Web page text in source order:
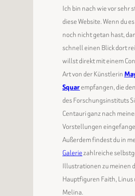
Ich bin nach wie vor sehr
diese Website. Wenn du
noch nicht getan hast,
schnell einen Blick dort
willst direkt mit einem
Art von der Künstlerin
Squarempfangen, die
des Forschungsinstituts
Centauri ganz nach
Vorstellungen
Außerdem findest du in
Galeriezahlreiche
Illustrationen zu meinen
Hauptfiguren Faith, Linus
Melina.